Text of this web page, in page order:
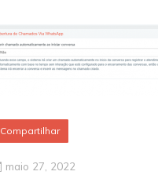
Compartilhar
maio 27, 2022